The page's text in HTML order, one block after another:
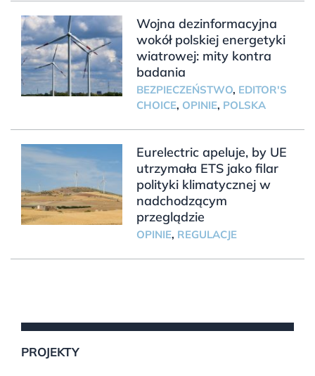
Wojna dezinformacyjna
wokół polskiej energetyki
wiatrowej: mity kontra
badania
BEZPIECZEŃSTWO, EDITOR'S
CHOICE, OPINIE, POLSKA
Eurelectric apeluje, by UE
utrzymała ETS jako filar
polityki klimatycznej w
nadchodzącym
przeglądzie
OPINIE, REGULACJE
PROJEKTY